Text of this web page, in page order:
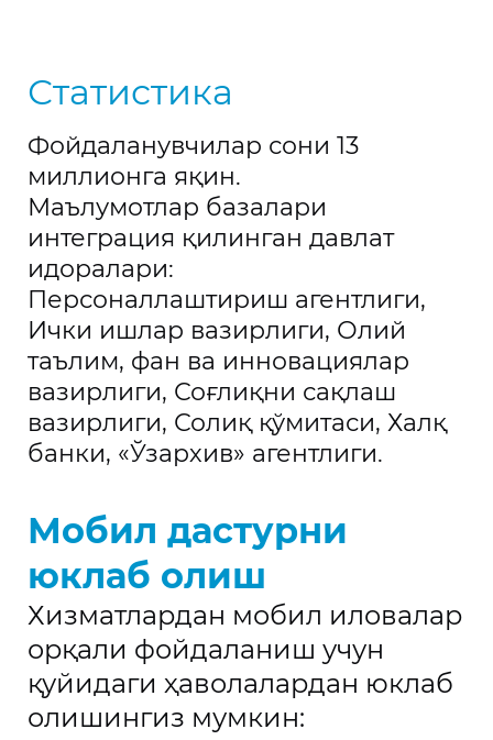
Статистика
Фойдаланувчилар сони 13
миллионга яқин.
Маълумотлар базалари
интеграция қилинган давлат
идоралари:
Персоналлаштириш агентлиги,
Ички ишлар вазирлиги, Олий
таълим, фан ва инновациялар
вазирлиги, Соғлиқни сақлаш
вазирлиги, Солиқ қўмитаси, Халқ
банки, «Ўзархив» агентлиги.
Мобил дастурни
юклаб олиш
Хизматлардан мобил иловалар
орқали фойдаланиш учун
қуйидаги ҳаволалардан юклаб
олишингиз мумкин: